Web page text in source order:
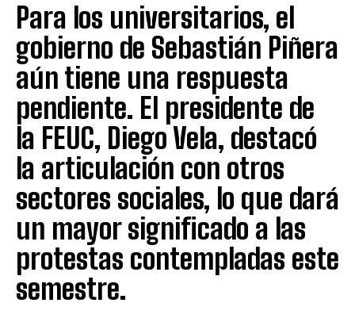
Para los universitarios, el
gobierno de Sebastián Piñera
aún tiene una respuesta
pendiente. El presidente de
la FEUC, Diego Vela, destacó
la articulación con otros
sectores sociales, lo que dará
un mayor significado a las
protestas contempladas este
semestre.